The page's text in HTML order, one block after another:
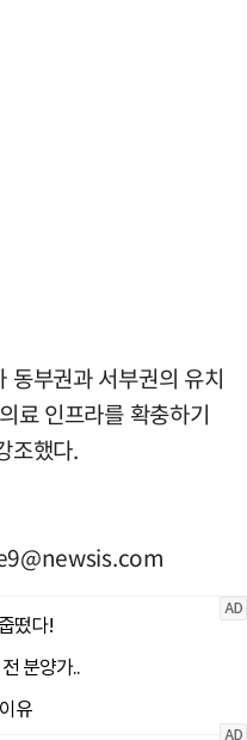
동부권과 서부권의 유치
료 인프라를 확충하기
조했다.